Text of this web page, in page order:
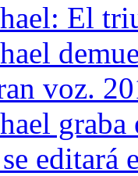
El
voz.
editará